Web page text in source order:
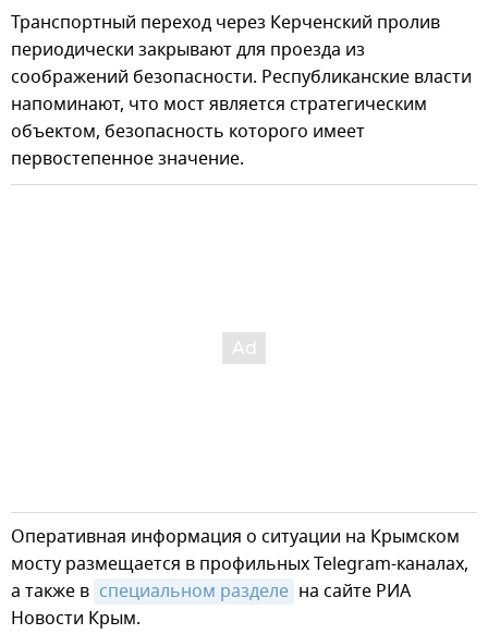
Транспортный переход через Керченский пролив
периодически закрывают для проезда из
соображений безопасности. Республиканские власти
напоминают, что мост является стратегическим
объектом, безопасность которого имеет
первостепенное значение.
Оперативная информация о ситуации на Крымском
мосту размещается в профильных Telegram-каналах,
а также в специальном разделе на сайте РИА
Новости Крым.